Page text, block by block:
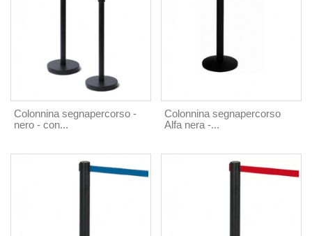
Colonnina segnapercorso -
nero - con...
Colonnina segnapercorso
Alfa nera -...